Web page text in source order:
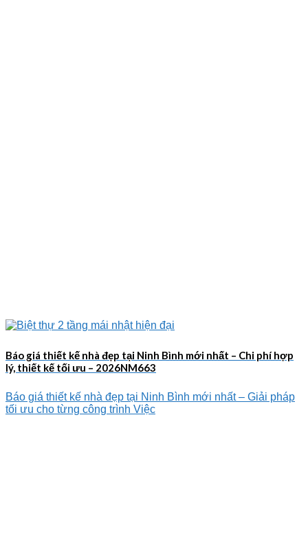
Báo giá thiết kế nhà đẹp tại Ninh Bình mới nhất – Chi phí hợp
lý, thiết kế tối ưu – 2026NM663
Báo giá thiết kế nhà đẹp tại Ninh Bình mới nhất – Giải pháp
tối ưu cho từng công trình Việc